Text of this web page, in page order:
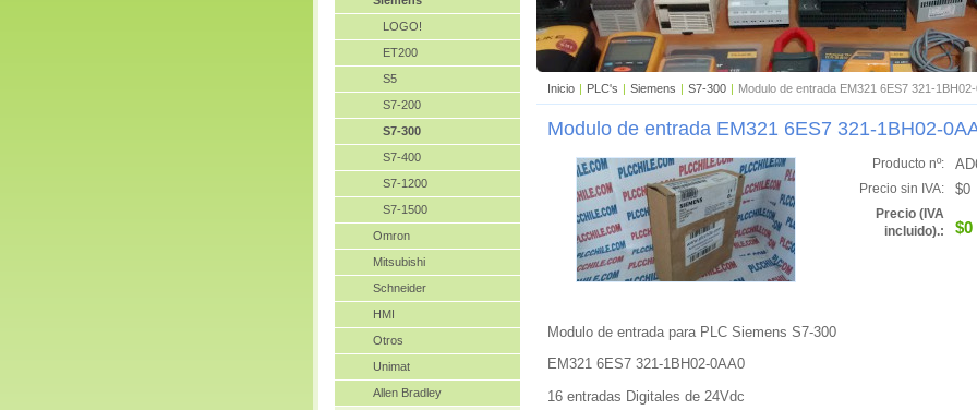
Inicio | PLC's | Siemens | S7-300 | Modulo de entrada EM321 6ES7 321-
Modulo de entrada EM321 6ES7 321-1BH02-
Producto nº:
Precio sin IVA: $0
Precio (IVA
incluido).:
$0
Modulo de entrada para PLC Siemens S7-300
EM321 6ES7 321-1BH02-0AA0
16 entradas Digitales de 24Vdc
LOGO!
ET200
S5
S7-200
S7-300
S7-400
S7-1200
S7-1500
Omron
Mitsubishi
Schneider
HMI
Otros
Unimat
Allen Bradley